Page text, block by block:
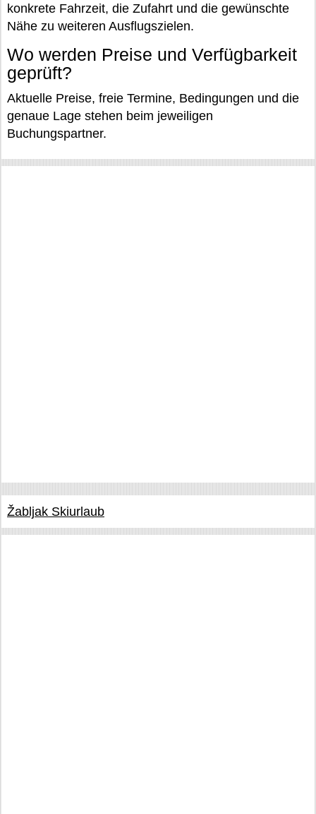
konkrete Fahrzeit, die Zufahrt und die gewünschte
Nähe zu weiteren Ausflugszielen.
Wo werden Preise und Verfügbarkeit
geprüft?
Aktuelle Preise, freie Termine, Bedingungen und die
genaue Lage stehen beim jeweiligen
Buchungspartner.
Žabljak Skiurlaub